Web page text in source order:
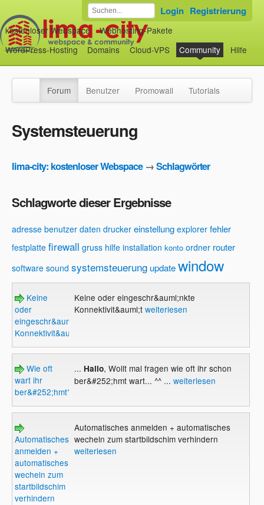
kostenloser Webspace
Webhosting-Pakete
WordPress-Hosting
Domains Cloud-VPS Community Hilfe
Login Registrierung
Forum Benutzer Promowall Tutorials
Systemsteuerung
lima-city: kostenloser Webspace→Schlagwörter
Schlagworte dieser Ergebnisse
adresse benutzer daten drucker einstellung explorer fehler
festplatte firewall gruss hilfe installation konto ordner router
software sound systemsteuerung updatewindow
Keine
oder
eingeschr&auml;nkte
Konnektivit&auml;t
Keine oder eingeschr&auml;nkte
Konnektivit&auml;t weiterlesen
Wie oft
wart ihr
ber&#252;hmt?
... Hallo, Wollt mal fragen wie oft ihr schon
ber&#252;hmt wart... ^^ ... weiterlesen
Automatisches
anmelden +
automatisches
wecheln zum
startbildschim
verhindern
Automatisches anmelden + automatisches
wecheln zum startbildschim verhindern
weiterlesen